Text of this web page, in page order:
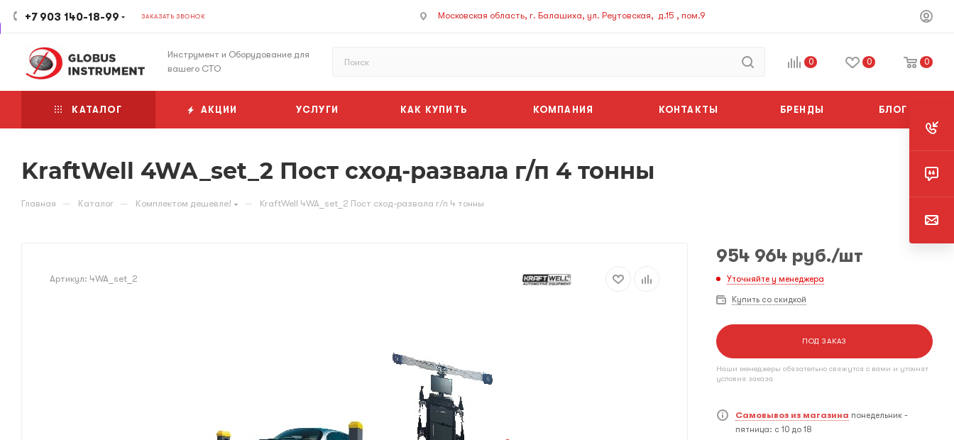
+7 903 140-18-99 ЗАКАЗАТЬ ЗВОНОК Московская область, г. Балашиха, ул. Реутовская, д.15 , пом.9
Инструмент и Оборудование для
вашего СТО
0 0 0
КАТАЛОГ АКЦИИ УСЛУГИ КАК КУПИТЬ КОМПАНИЯ КОНТАКТЫ БРЕНДЫ БЛОГ
KraftWell 4WA_set_2 Пост сход-развала г/п 4 тонны
Главная — Каталог — Комплектом дешевле! — KraftWell 4WA_set_2 Пост сход-развала г/п 4 тонны
Артикул: 4WA_set_2
954 964 руб./шт
Уточняйте у менеджера
Купить со скидкой
ПОД ЗАКАЗ
Наши менеджеры обязательно свяжутся с вами и уточнят
условия заказа
Самовывоз из магазина понедельник -
пятница: с 10 до 18